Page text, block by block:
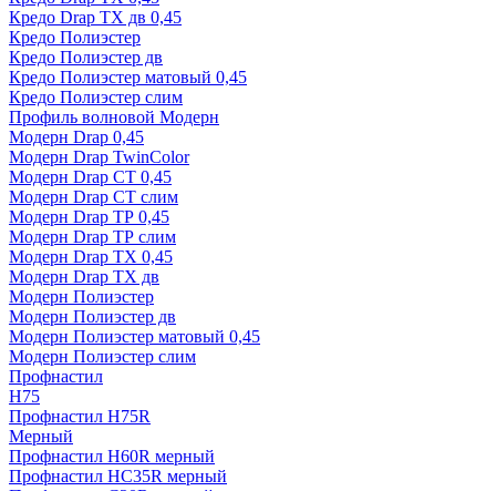
Кредо Drap ТХ дв 0,45
Кредо Полиэстер
Кредо Полиэстер дв
Кредо Полиэстер матовый 0,45
Кредо Полиэстер слим
Профиль волновой Модерн
Модерн Drap 0,45
Модерн Drap TwinColor
Модерн Drap СТ 0,45
Модерн Drap СТ слим
Модерн Drap ТР 0,45
Модерн Drap ТР слим
Модерн Drap ТХ 0,45
Модерн Drap ТХ дв
Модерн Полиэстер
Модерн Полиэстер дв
Модерн Полиэстер матовый 0,45
Модерн Полиэстер слим
Профнастил
H75
Профнастил H75R
Мерный
Профнастил H60R мерный
Профнастил HC35R мерный